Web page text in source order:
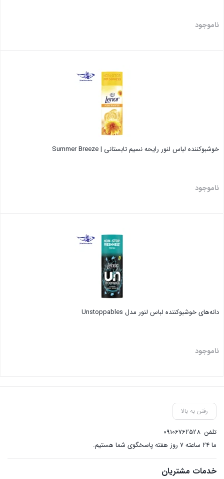
ناموجود
خوشبوکننده لباس لنور رایحه نسیم تابستانی | Summer Breeze
ناموجود
دانه‌های خوشبوکننده لباس لنور مدل Unstoppables
ناموجود
رفتن به بالا
تلفن 09106762528
ما ۲۴ ساعته ۷ روز هفته پاسخگوی شما هستیم.
خدمات مشتریان